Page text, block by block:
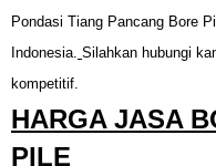
Pondasi Tiang Pancang Bore
Indonesia. Silahkan hubungi
kompetitif.
HARGA JASA
PILE